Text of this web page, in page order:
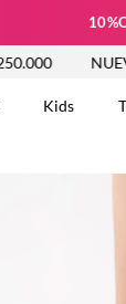
NUEVA
Kids